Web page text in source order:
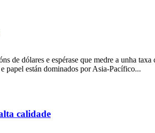
de dólares e espérase que medre a unha taxa
papel están dominados por Asia-Pacífico...
calidade